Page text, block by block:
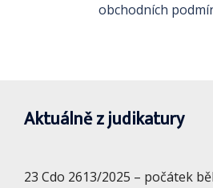
obchodních
Aktuálně z judikatury
23 Cdo 2613/2025 – počátek